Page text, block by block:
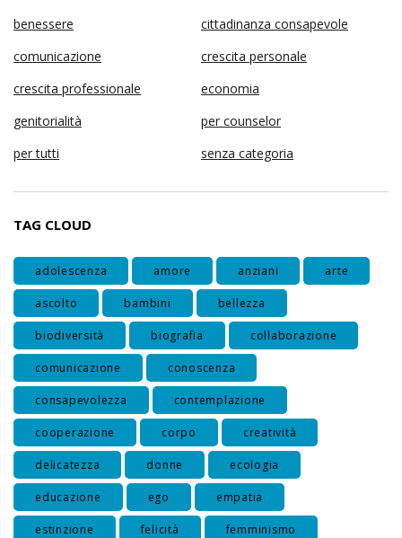
benessere
cittadinanza consapevole
comunicazione
crescita personale
crescita professionale
economia
genitorialità
per counselor
per tutti
senza categoria
TAG CLOUD
adolescenza amore anziani arte
ascolto bambini bellezza
biodiversità biografia collaborazione
comunicazione conoscenza
consapevolezza contemplazione
cooperazione corpo creatività
delicatezza donne ecologia
educazione ego empatia
estinzione felicità femminismo